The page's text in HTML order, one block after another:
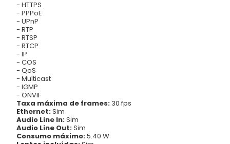
- HTTPS
- PPPoE
- UPnP
- RTP
- RTSP
- RTCP
- IP
- COS
- QoS
- Multicast
- IGMP
- ONVIF
Taxa máxima de frames: 30 fps
Ethernet:Sim
Audio Line In:Sim
Audio Line Out:Sim
Consumo máximo:5.40 W